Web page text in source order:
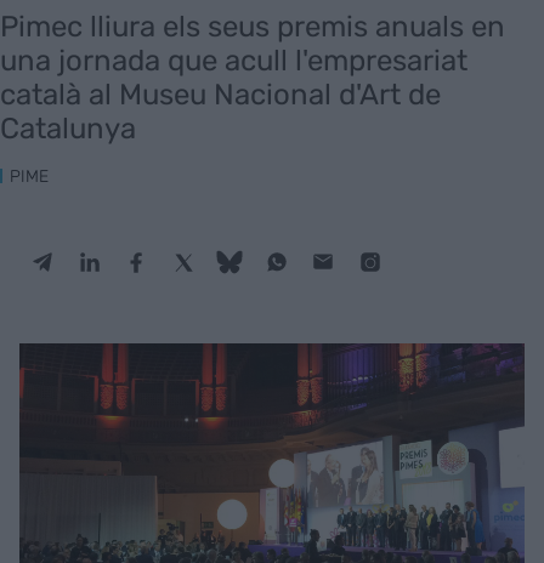
Pimec lliura els seus premis anuals en
una jornada que acull l'empresariat
català al Museu Nacional d'Art de
Catalunya
PIME